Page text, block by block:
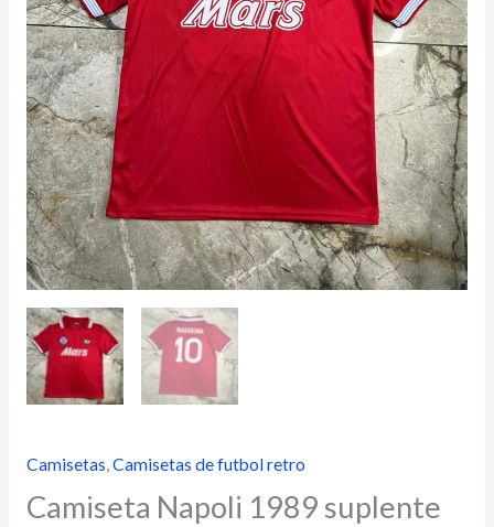
Camisetas Camisetas de futbol retro
Camiseta Napoli 1989 suplente